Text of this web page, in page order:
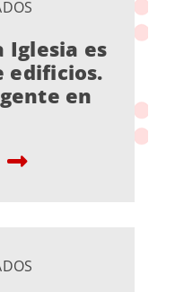
Iglesia es
edificios.
en